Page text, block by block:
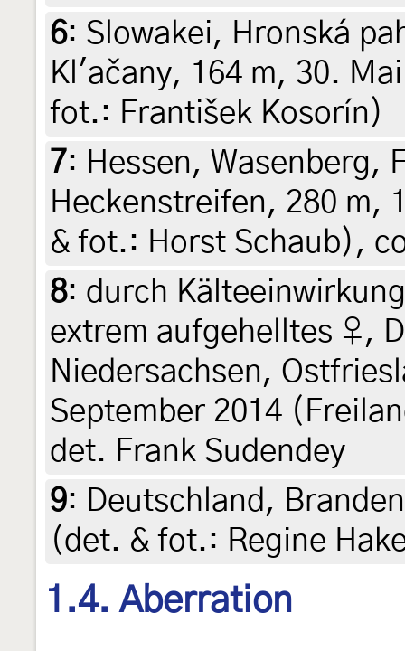
6: Slowakei, Hronská
Kl'ačany, 164 m, 30.
fot.: František Kosorín)
7: Hessen, Wasenberg,
Heckenstreifen, 280 m,
& fot.: Horst Schaub),
8: durch
extrem aufgehelltes ♀,
Niedersachsen,
September 2014
det. Frank Sudendey
9: Deutschland,
(det. & fot.: Regine
1.4. Aberration